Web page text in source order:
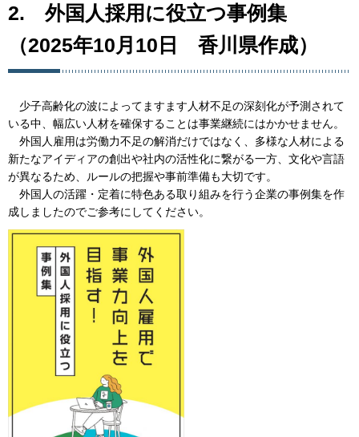
2. 外国人採用に役立つ事例集
（2025年10月10日
香川県作成）
少子高齢化の波によってますます人材不足の深刻化が予測されて
いる中、幅広い人材を確保することは事業継続にはかかせません。
外国人雇用は労働力不足の解消だけではなく、多様な人材による
新たなアイディアの創出や社内の活性化に繋がる一方、文化や言語
が異なるため、ルールの把握や事前準備も大切です。
外国人の活躍・定着に特色ある取り組みを行う企業の事例集を作
成しましたのでご参考にしてください。